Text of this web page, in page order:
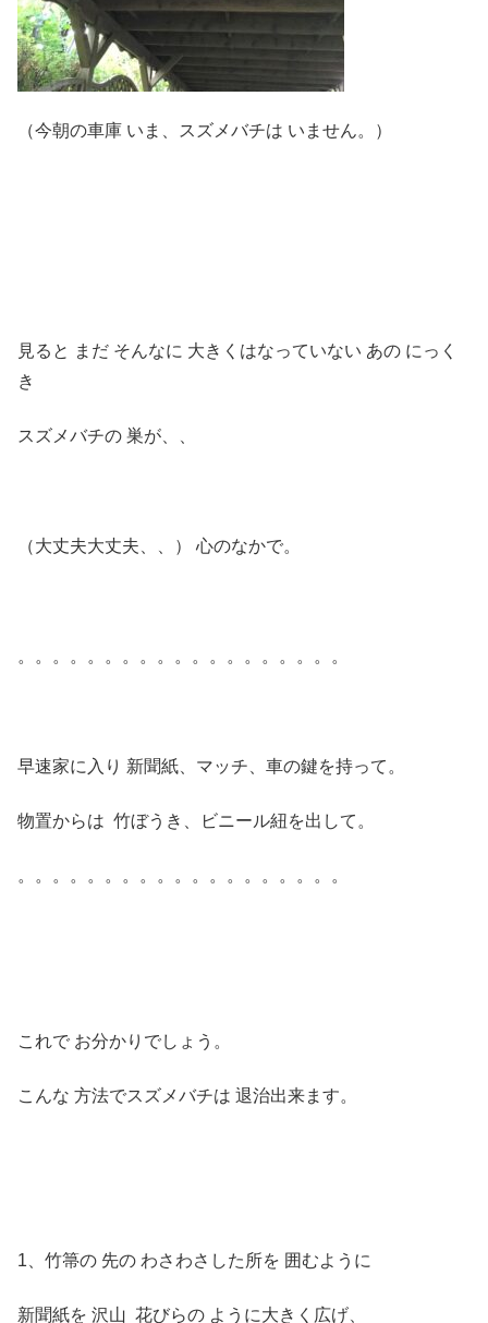
（今朝の車庫 いま、スズメバチは いません。）
見ると まだ そんなに 大きくはなっていない あの にっく
き
スズメバチの 巣が、、
（大丈夫大丈夫、、） 心のなかで。
。。。。。。。。。。。。。。。。。。。
早速家に入り 新聞紙、マッチ、車の鍵を持って。
物置からは 竹ぼうき、ビニール紐を出して。
。。。。。。。。。。。。。。。。。。。
これで お分かりでしょう。
こんな 方法でスズメバチは 退治出来ます。
1、竹箒の 先の わさわさした所を 囲むように
新聞紙を 沢山 花びらの ように大きく広げ、